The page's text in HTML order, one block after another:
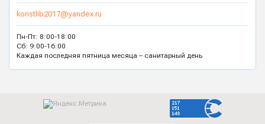
konstlib2017@yandex.ru
Пн-Пт: 8:00-18:00
Сб: 9:00-16:00
Каждая последняя пятница месяца – санитарный день